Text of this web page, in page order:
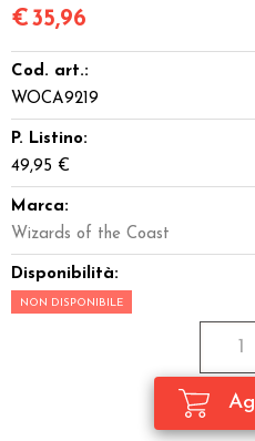
Giocattoli e Gadget
Offerte del Dragone
€35,96
Cod. art.:
WOCA9219
P. Listino:
49,95 €
Marca:
Wizards of the Coast
Disponibilità:
NON DISPONIBILE